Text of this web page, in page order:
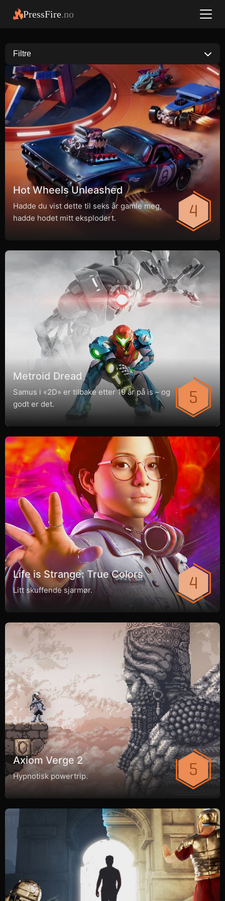
PressFire.no
Filtre
Hot Wheels Unleashed
Hadde du vist dette til seks år gamle meg,
hadde hodet mitt eksplodert.
Metroid Dread
Samus i «2D» er tilbake etter 19 år på is – og
godt er det.
Life is Strange: True Colors
Litt skuffende sjarmør.
Axiom Verge 2
Hypnotisk powertrip.